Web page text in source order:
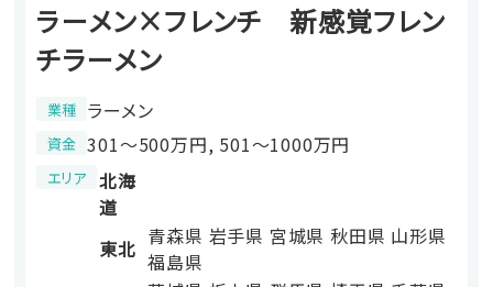
ラーメン×フレンチ 新感覚フレン
チラーメン
業種 ラーメン
資金 301〜500万円, 501〜1000万円
エリア
北海
道
東北 青森県 岩手県 宮城県 秋田県 山形県
福島県